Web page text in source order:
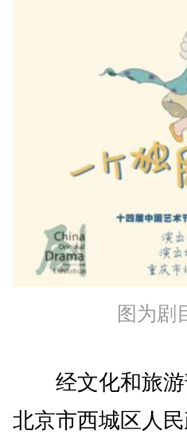
图为剧
经文化和旅游
北京市西城区人